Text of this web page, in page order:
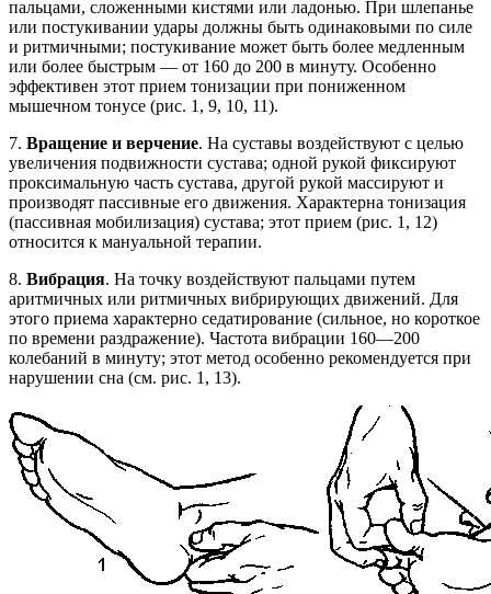
пальцами, сложенными кистями или ладонью. При шлепанье
или постукивании удары должны быть одинаковыми по силе
и ритмичными; постукивание может быть более медленным
или более быстрым — от 160 до 200 в минуту. Особенно
эффективен этот прием тонизации при пониженном
мышечном тонусе (рис. 1, 9, 10, 11).
7. Вращение и верчение. На суставы воздействуют с целью
увеличения подвижности сустава; одной рукой фиксируют
проксимальную часть сустава, другой рукой массируют и
производят пассивные его движения. Характерна тонизация
(пассивная мобилизация) сустава; этот прием (рис. 1, 12)
относится к мануальной терапии.
8. Вибрация. На точку воздействуют пальцами путем
аритмичных или ритмичных вибрирующих движений. Для
этого приема характерно седатирование (сильное, но короткое
по времени раздражение). Частота вибрации 160—200
колебаний в минуту; этот метод особенно рекомендуется при
нарушении сна (см. рис. 1, 13).